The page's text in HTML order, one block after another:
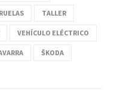
TALLER
VEHÍCULO ELÉCTRICO
ŠKODA